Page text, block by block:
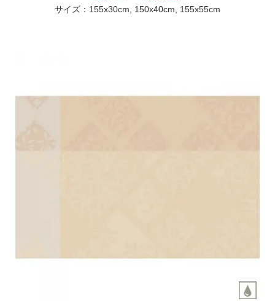
サイズ：155x30cm, 150x40cm, 155x55cm